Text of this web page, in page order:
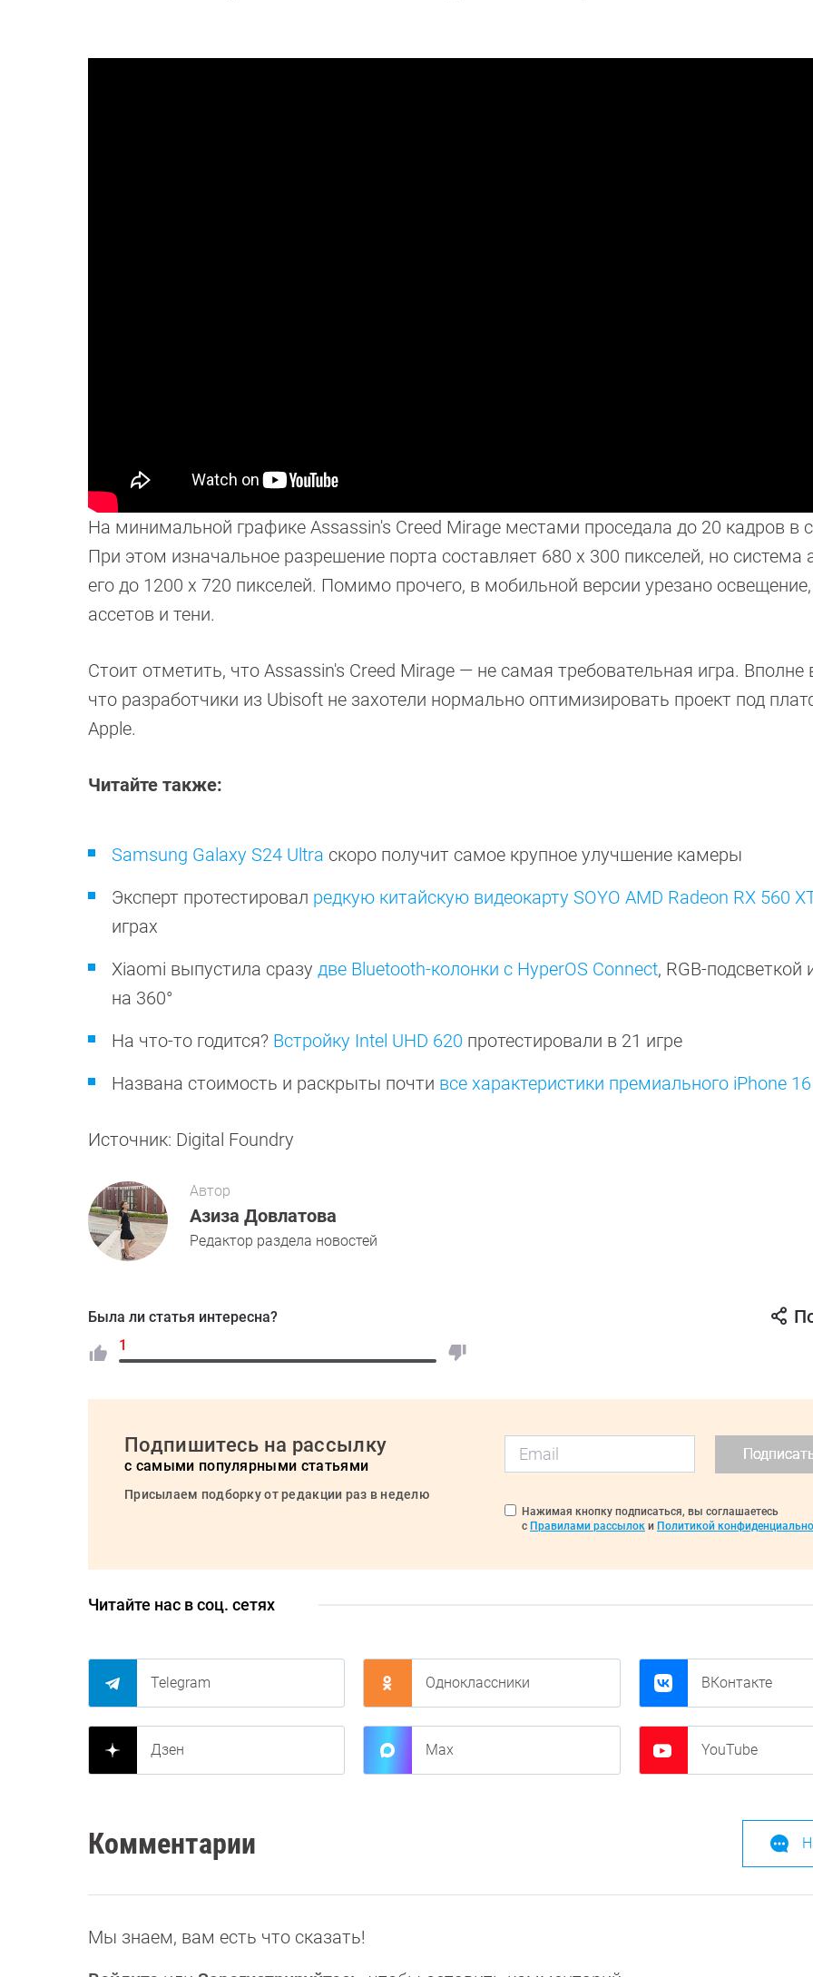
На минимальной графике Assassin's Creed Mirage местами проседала до 20 кадров в
При этом изначальное разрешение порта составляет 680 х 300 пикселей, но система
его до 1200 х 720 пикселей. Помимо прочего, в мобильной версии урезано
ассетов и тени.
Стоит отметить, что Assassin's Creed Mirage — не самая требовательная игра. Вполне
что разработчики из Ubisoft не захотели нормально оптимизировать проект под
Apple.
Читайте также:
Samsung Galaxy S24 Ultra скоро получит самое крупное улучшение камеры
Эксперт протестировал редкую китайскую видеокарту SOYO AMD Radeon RX 560
играх
Xiaomi выпустила сразу две Bluetooth-колонки с HyperOS Connect, RGB-подсветкой
на 360°
На что-то годится? Встройку Intel UHD 620 протестировали в 21 игре
Названа стоимость и раскрыты почти все характеристики премиального iPhone
Источник: Digital Foundry
Автор
Азиза Довлатова
Редактор раздела новостей
Была ли статья интересна?
1
Подпишитесь на рассылку
с самыми популярными статьями
Присылаем подборку от редакции раз в неделю
Нажимая кнопку подписаться, вы соглашаетесь
с Правилами рассылок и Политикой
Читайте нас в соц. сетях
Telegram Одноклассники ВКонтакте
Дзен Max YouTube
Комментарии
Мы знаем, вам есть что сказать!